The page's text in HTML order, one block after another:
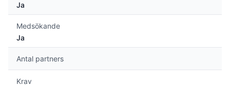
Ja
Medsökande
Ja
Antal partners
Krav